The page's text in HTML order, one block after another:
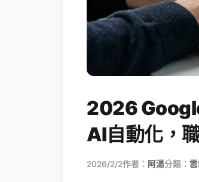
2026
AI自動化，
2026/2/2作者： 阿湯分類：